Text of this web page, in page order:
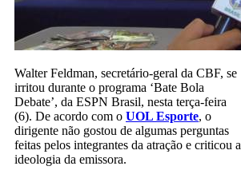
Walter Feldman, secretário-geral da CBF, se
irritou durante o programa ‘Bate Bola
Debate’, da ESPN Brasil, nesta terça-feira
(6). De acordo com o UOL Esporte, o
dirigente não gostou de algumas perguntas
feitas pelos integrantes da atração e criticou a
ideologia da emissora.